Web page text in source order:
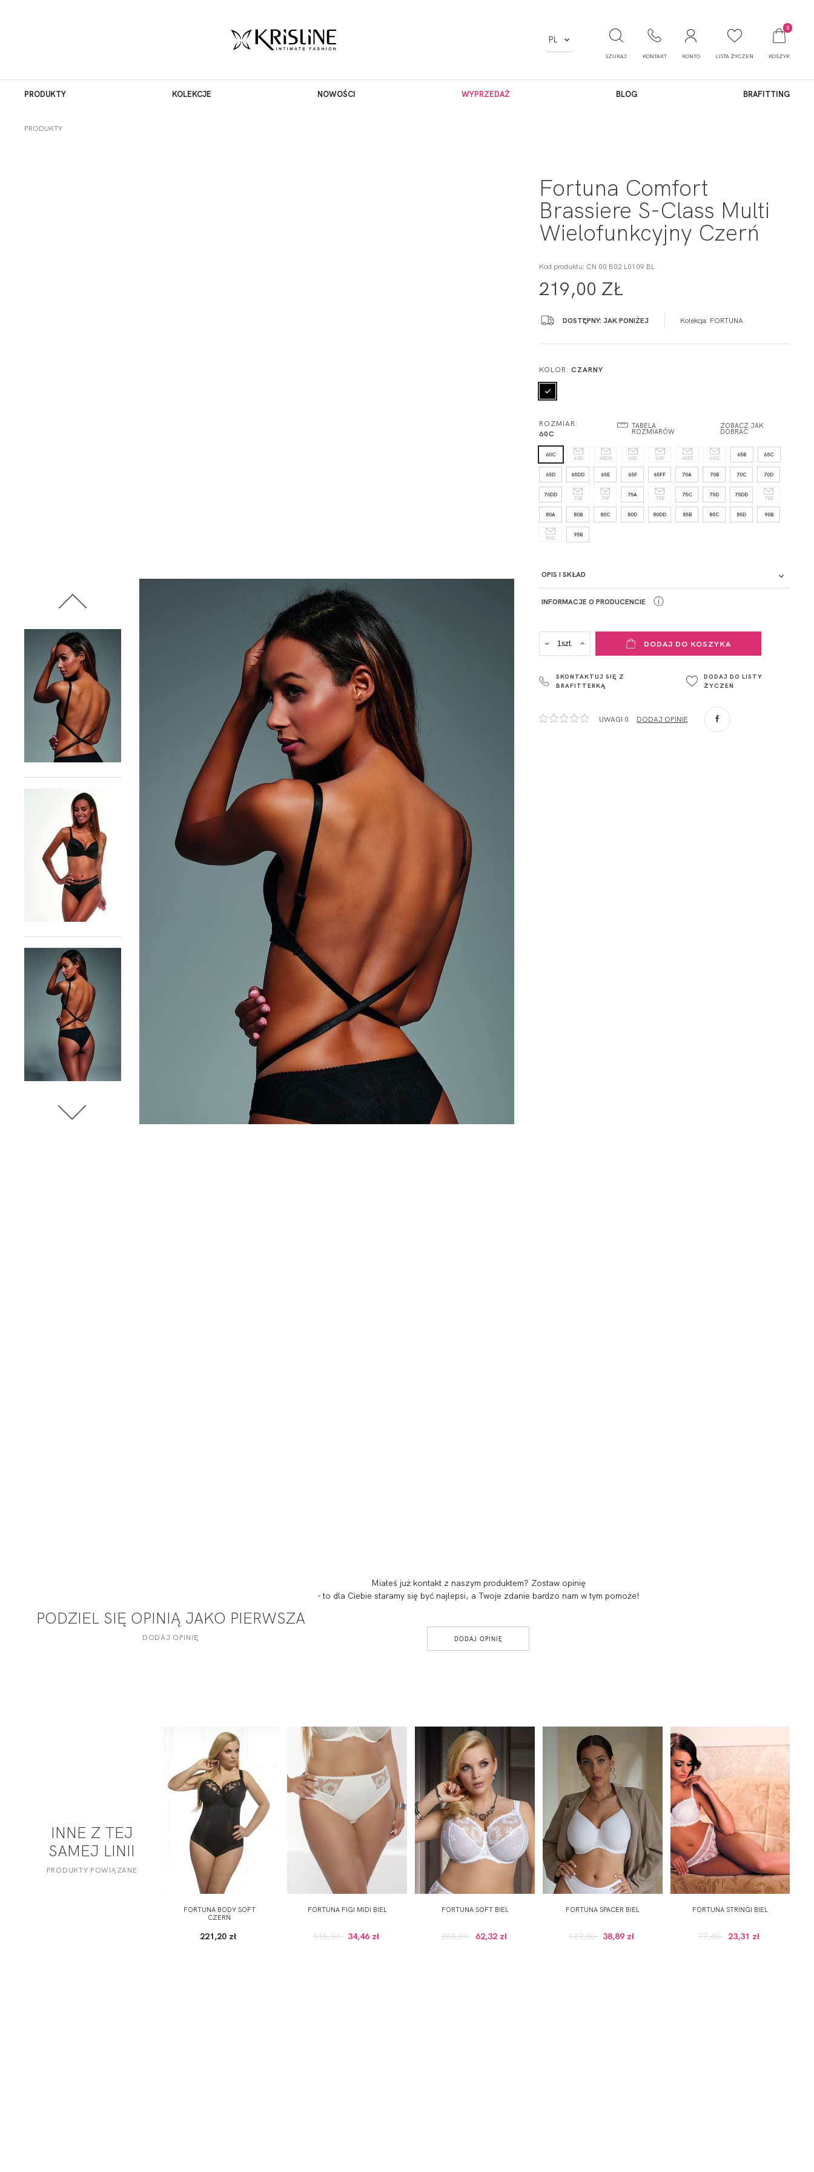
PL
SZUKAJ KONTAKT KONTO LISTA ŻYCZEŃ
0
KOSZYK
PRODUKTY KOLEKCJE NOWOŚCI WYPRZEDAŻ BLOG BRAFITTING
PRODUKTY
Fortuna Comfort
Brassiere S-Class Multi
Wielofunkcyjny Czerń
Kod produktu: CN 00 B02 L0109 BL
219,00 ZŁ
DOSTĘPNY: JAK PONIŻEJ Kolekcja: FORTUNA
KOLOR:CZARNY
ROZMIAR:
60C
TABELA
ROZMIARÓW
ZOBACZ JAK
DOBRAĆ
60C
60D 60DD 60E 60F 60FF 60G
65B 65C
65D 65DD 65E 65F 65FF 70A 70B 70C 70D
70DD
70E 70F
75A
75B
75C 75D 75DD
75E
80A 80B 80C 80D 80DD 85B 85C 85D 90B
90C
95B
OPIS I SKŁAD
Multi z wydłużonym
INFORMACJE O PRODUCENCIE
Ul. Sienkiewicza 73 lok. 7,
ADRES PUNKTU KONTAKTOWEGO
ul. Łowicka 89a
Głowno
Fashiontex Group Sp.z o.o. Spółka
komandytowa
+48 42 719 43 15
biuro@fashiontexgroup.com
Ul. Sienkiewicza 73 lok. 7,
90-057
Łódź
Polska
ⓘ
DODAJ DO KOSZYKA
SKONTAKTUJ SIĘ Z
BRAFITTERKĄ
DODAJ DO LISTY
ŻYCZEŃ
UWAGI 0 DODAJ OPINIĘ
PODZIEL SIĘ OPINIĄ JAKO PIERWSZA
DODAJ OPINIĘ
Miałeś już kontakt z naszym produktem? Zostaw opinię
- to dla Ciebie staramy się być najlepsi, a Twoje zdanie bardzo nam w tym pomoże!
DODAJ OPINIĘ
INNE Z TEJ
SAMEJ LINII
PRODUKTY POWIĄZANE
FORTUNA BODY SOFT
CZERŃ
221,20 zł
FORTUNA FIGI MIDI BIEL
115,01 34,46 zł
FORTUNA SOFT BIEL
208,01 62,32 zł
FORTUNA SPACER BIEL
129,80 38,89 zł
FORTUNA STRINGI BIEL
77,80 23,31 zł